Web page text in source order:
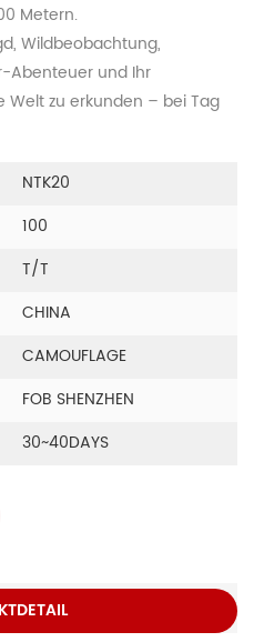
Metern.
Wildbeobachtung,
Abenteuer und Ihr
Welt zu erkunden – bei Tag
NTK20
100
T/T
CHINA
CAMOUFLAGE
FOB SHENZHEN
30~40DAYS